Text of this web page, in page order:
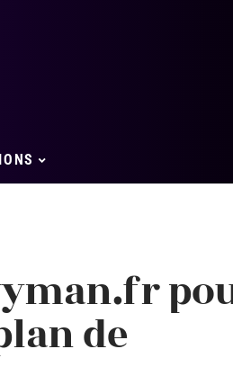
de